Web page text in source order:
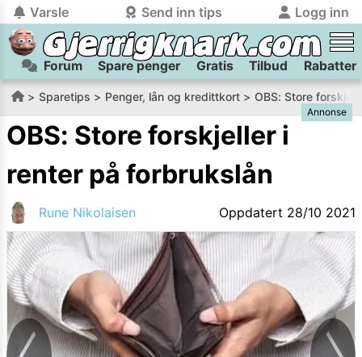
Varsle Send inn tips Logg inn
tilbake
Logg inn på Gjerrigknark.com:
Du kan logge inn / registrere bruker trygt og helt gratis på
gjerrigknark.com ved å benytte Vipps-innlogging.
Logg inn med Vipps
tilbake
Send inn tips:
Har du et tips til meg? Jeg premierer de beste tipsene med
flaxlodd!
Kamera
Velg bilde
Send inn
PS:Vil du være med i tipsekonkurransen kan du oppgi
kontaktdetaljer i neste steg.
Forum Spare penger Gratis Tilbud Rabatter
Sparetips Penger, lån og kredittkort OBS: Store
Annonse
OBS: Store forskjeller i
renter på forbrukslån
Rune Nikolaisen Oppdatert 28/10 2021